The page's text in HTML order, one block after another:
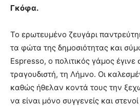
Γκόφα.
Το ερωτευμένο ζευγάρι
τα φώτα της δημοσιότητας και
Espresso, ο πολιτικός γάμος έγινε
τραγουδιστή, τη Λήμνο. Οι
καθώς ήθελαν κοντά τους την
να είναι μόνο συγγενείς και στενοί